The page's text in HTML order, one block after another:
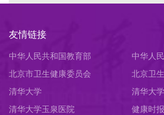
友情链接
中华人民共和国教育部
中华人
员会
北京市卫生健康委员会
北京卫
清华大学
清华大
清华大学玉泉医院
健康时报